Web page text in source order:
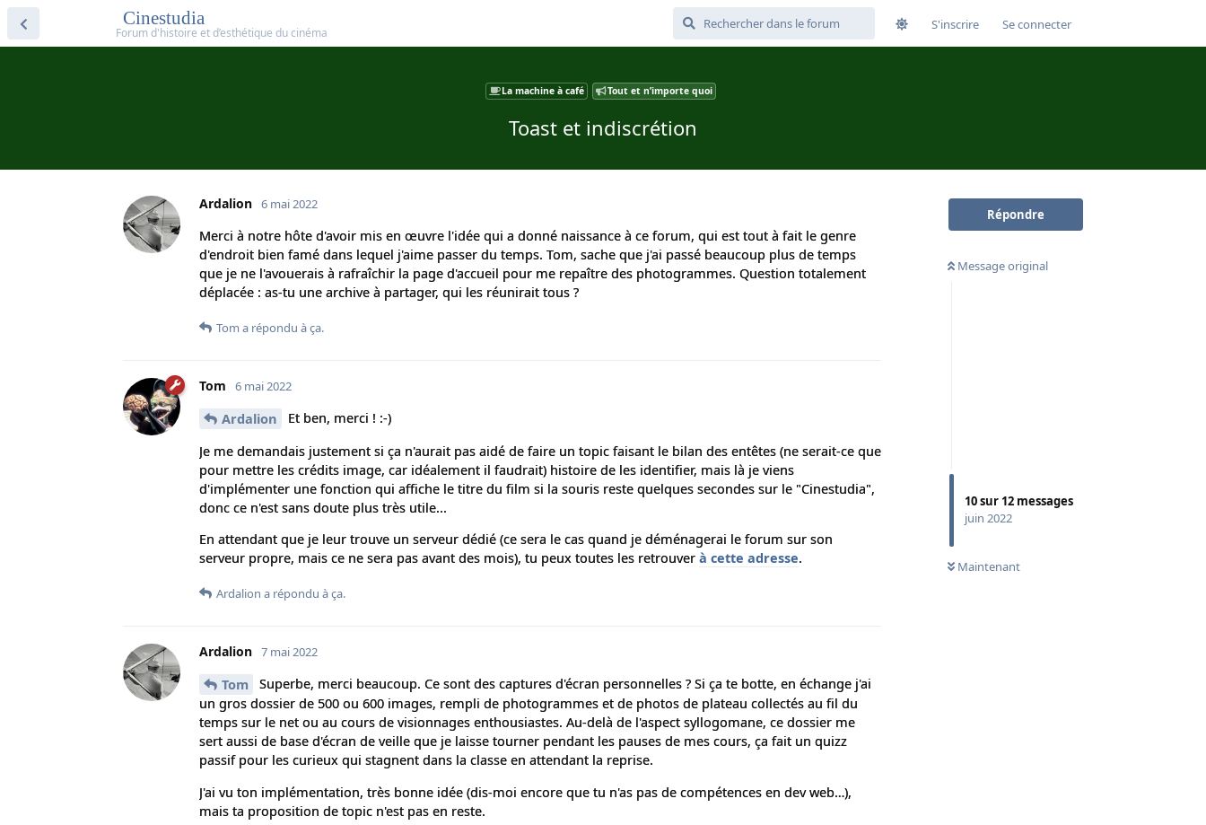
Cinestudia S'inscrire Se connecter
La machine à café Tout et n’importe quoi
Toast et indiscrétion
Répondre
Message original
10sur 12 messages
juin 2022
Maintenant
Ardalion 6 mai 2022
Merci à notre hôte d'avoir mis en œuvre l'idée qui a donné naissance à ce forum, qui est tout à fait le genre
d'endroit bien famé dans lequel j'aime passer du temps. Tom, sache que j'ai passé beaucoup plus de temps
que je ne l'avouerais à rafraîchir la page d'accueil pour me repaître des photogrammes. Question totalement
déplacée : as-tu une archive à partager, qui les réunirait tous ?
Tom a répondu à ça.
Tom 6 mai 2022
Ardalion
Et ben, merci ! :-)
Je me demandais justement si ça n'aurait pas aidé de faire un topic faisant le bilan des entêtes (ne serait-ce que
pour mettre les crédits image, car idéalement il faudrait) histoire de les identifier, mais là je viens
d'implémenter une fonction qui affiche le titre du film si la souris reste quelques secondes sur le "Cinestudia",
donc ce n'est sans doute plus très utile...
En attendant que je leur trouve un serveur dédié (ce sera le cas quand je déménagerai le forum sur son
serveur propre, mais ce ne sera pas avant des mois), tu peux toutes les retrouver à cette adresse.
Ardalion a répondu à ça.
Ardalion 7 mai 2022
Tom
Superbe, merci beaucoup. Ce sont des captures d'écran personnelles ? Si ça te botte, en échange j'ai
un gros dossier de 500 ou 600 images, rempli de photogrammes et de photos de plateau collectés au fil du
temps sur le net ou au cours de visionnages enthousiastes. Au-delà de l'aspect syllogomane, ce dossier me
sert aussi de base d'écran de veille que je laisse tourner pendant les pauses de mes cours, ça fait un quizz
passif pour les curieux qui stagnent dans la classe en attendant la reprise.
J'ai vu ton implémentation, très bonne idée (dis-moi encore que tu n'as pas de compétences en dev web…),
mais ta proposition de topic n'est pas en reste.